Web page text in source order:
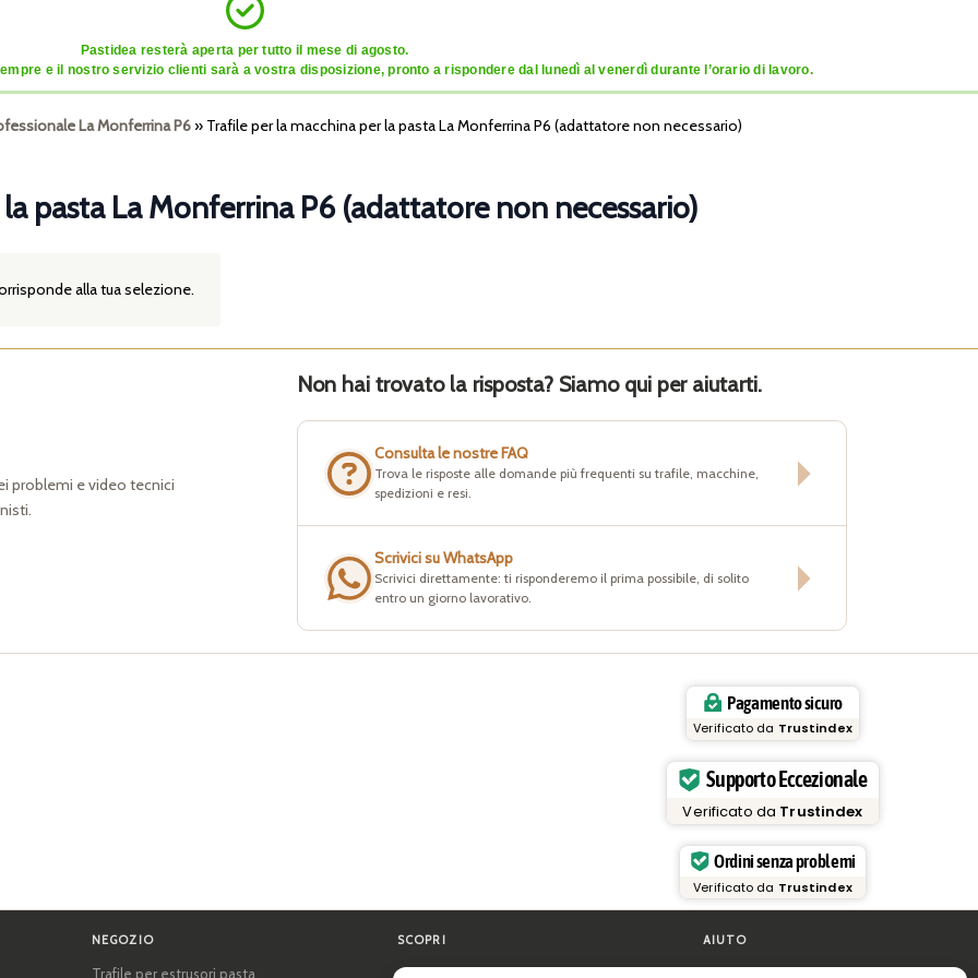
Pastidea resterà aperta per tutto il mese di agosto.
e il nostro servizio clienti sarà a vostra disposizione, pronto a rispondere dal lunedì al venerdì durante l’orario di lavoro.
La Monferrina P6» Trafile per la macchina per la pasta La Monferrina P6 (adattatore non necessario)
pasta La Monferrina P6 (adattatore non necessario)
alla tua selezione.
problemi e video tecnici
Non hai trovato la risposta? Siamo qui per aiutarti.
Consulta le nostre FAQ
Trova le risposte alle domande più frequenti su trafile, macchine,
spedizioni e resi.
Scrivici su WhatsApp
Scrivici direttamente: ti risponderemo il prima possibile, di solito
entro un giorno lavorativo.
Pagamento sicuro
Verificato da Trustindex
Supporto Eccezionale
Verificato da Trustindex
Ordini senza problemi
Verificato da Trustindex
NEGOZIO
Trafile per estrusori pasta
SCOPRI
Certificazioni
AIUTO